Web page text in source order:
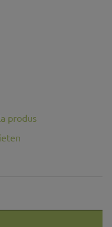
produs